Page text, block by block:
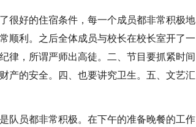
很好的住宿条件，每一个成员都非常积极地
顺利。之后全体成员与校长在校长室开了一
律，所谓严师出高徒。二、节目要抓紧时间
产的安全。四、也要讲究卫生。五、文艺汇
队员都非常积极。在下午的准备晚餐的工作